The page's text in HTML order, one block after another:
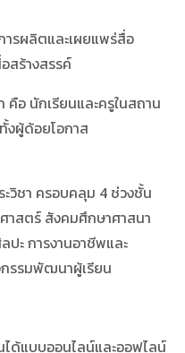
ผลิตและเผยแพร่สื่อ
สร้างสรรค์
อ นักเรียนและครูในสถาน
งผู้ด้อยโอกาส
วิชา ครอบคลุม 4 ช่วงชั้น
าสตร์ สังคมศึกษาศาสนา
ะ การงานอาชีพและ
กรรมพัฒนาผู้เรียน
ได้แบบออนไลน์และออฟไลน์